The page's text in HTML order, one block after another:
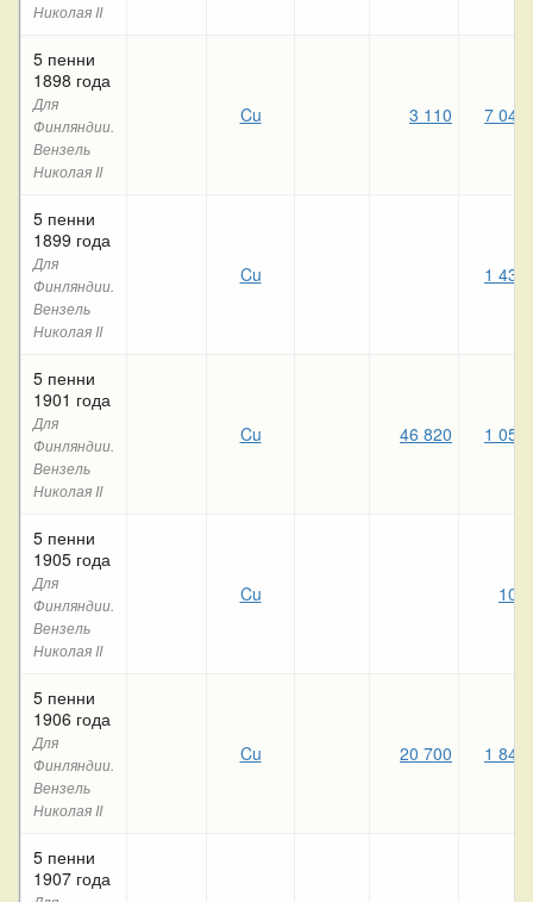
Николая II
5 пенни
1898 года
Для
Финляндии.
Вензель
Николая II
Cu 3 110 7 040
5 пенни
1899 года
Для
Финляндии.
Вензель
Николая II
Cu 1 430
5 пенни
1901 года
Для
Финляндии.
Вензель
Николая II
Cu 46 820 1 050
5 пенни
1905 года
Для
Финляндии.
Вензель
Николая II
Cu 100
5 пенни
1906 года
Для
Финляндии.
Вензель
Николая II
Cu 20 700 1 840
5 пенни
1907 года